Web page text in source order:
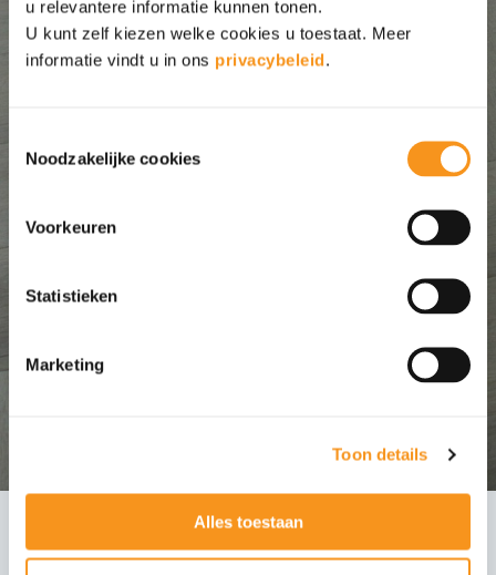
u relevantere informatie kunnen tonen.
U kunt zelf kiezen welke cookies u toestaat. Meer
informatie vindt u in ons privacybeleid.
Noodzakelijke cookies
Voorkeuren
Statistieken
Marketing
Toon details
Alles toestaan
personeel. U kunt rekenen op een hoge
kwaliteit afwerking van uw
voor het afwerken van de wanden en vloeren
van uw nieuwbouwwoning. Na het bezoek
ontvangt u een uitgebreide offerte met vaste
afwerking van de wanden en vloeren, dan
krijgt u een korting op het totaalpakket. Wij
werken uitsluitend in nieuwbouw.
Garantieregeling